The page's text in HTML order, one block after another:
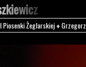
Piosenki Żeglarskiej♦